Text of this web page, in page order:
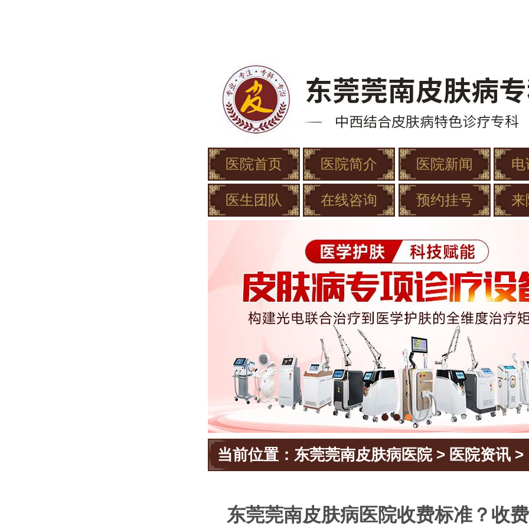
医院首页 医院简介 医院新闻 电
医生团队 在线咨询 预约挂号 来
当前位置： 东莞莞南皮肤病医院> 医院资讯 >
东莞莞南皮肤病医院收费标准？收